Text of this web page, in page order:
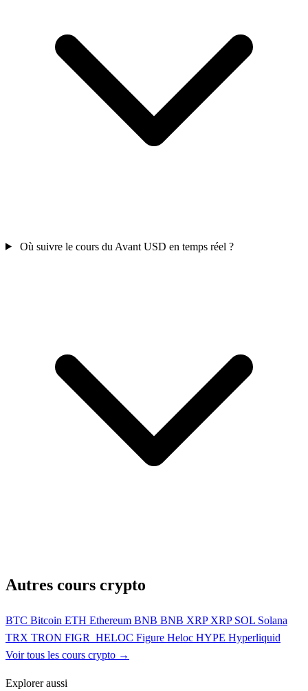
Où suivre le cours du Avant USD en temps réel ?
Autres cours crypto
BTC Bitcoin ETH Ethereum BNB BNB XRP XRP SOL Solana
TRX TRON FIGR_HELOC Figure Heloc HYPE Hyperliquid
Voir tous les cours crypto →
Explorer aussi